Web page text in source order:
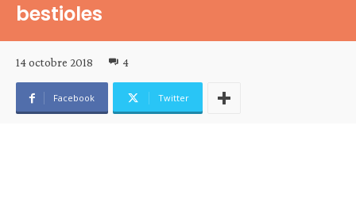
bestioles
14 octobre 2018 4
Facebook Twitter